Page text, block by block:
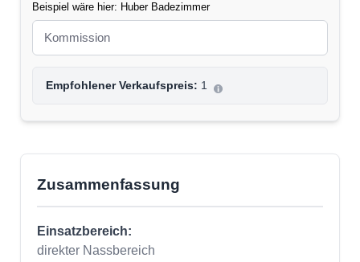
Beispiel wäre hier: Huber Badezimmer
Empfohlener Verkaufspreis: 1
Zusammenfassung
Einsatzbereich:
direkter Nassbereich